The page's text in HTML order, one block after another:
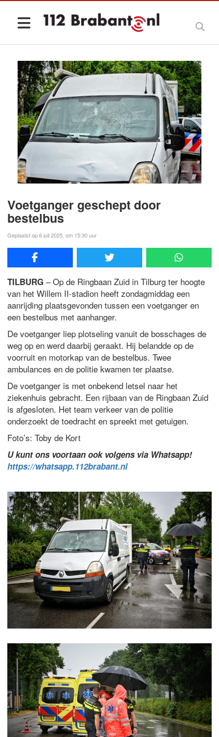
Voetganger geschept door
bestelbus
Geplaatst op 6 juli 2025, om 15:30 uur
TILBURG – Op de Ringbaan Zuid in Tilburg ter hoogte
van het Willem II-stadion heeft zondagmiddag een
aanrijding plaatsgevonden tussen een voetganger en
een bestelbus met aanhanger.
De voetganger liep plotseling vanuit de bosschages de
weg op en werd daarbij geraakt. Hij belandde op de
voorruit en motorkap van de bestelbus. Twee
ambulances en de politie kwamen ter plaatse.
De voetganger is met onbekend letsel naar het
ziekenhuis gebracht. Een rijbaan van de Ringbaan Zuid
is afgesloten. Het team verkeer van de politie
onderzoekt de toedracht en spreekt met getuigen.
Foto’s: Toby de Kort
U kunt ons voortaan ook volgens via Whatsapp!
https://whatsapp.112brabant.nl